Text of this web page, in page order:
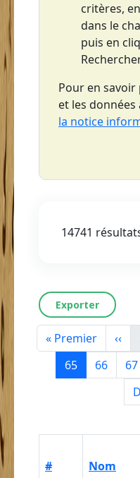
critères,
dans le
puis en
Pour en
et les données
la notice
14741
Exporter
Première page
« Premier ‹‹
Page courante
65 Page
66 67
# Nom